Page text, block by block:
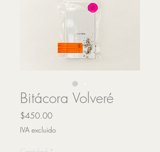
Bitácora Volveré
$450.00Precio
IVA excluido